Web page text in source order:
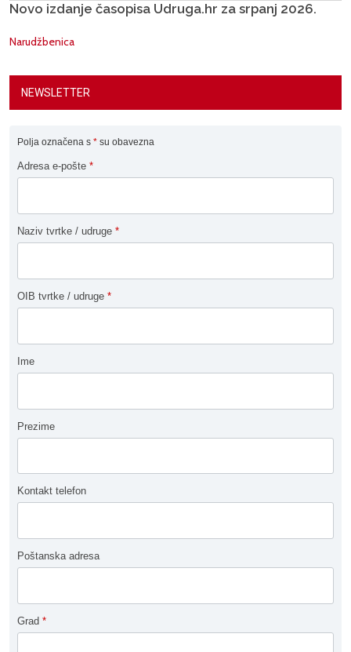
Novo izdanje časopisa Udruga.hr za srpanj 2026.
Narudžbenica
NEWSLETTER
Polja označena s * su obavezna
Adresa e-pošte *
Naziv tvrtke / udruge *
OIB tvrtke / udruge *
Ime
Prezime
Kontakt telefon
Poštanska adresa
Grad *